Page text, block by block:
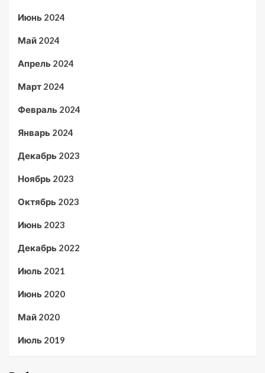
Июнь 2024
Май 2024
Апрель 2024
Март 2024
Февраль 2024
Январь 2024
Декабрь 2023
Ноябрь 2023
Октябрь 2023
Июнь 2023
Декабрь 2022
Июль 2021
Июнь 2020
Май 2020
Июль 2019